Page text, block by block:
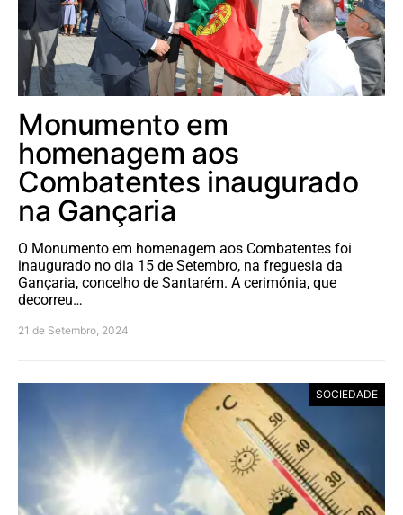
Monumento em
homenagem aos
Combatentes inaugurado
na Gançaria
O Monumento em homenagem aos Combatentes foi
inaugurado no dia 15 de Setembro, na freguesia da
Gançaria, concelho de Santarém. A cerimónia, que
decorreu…
21 de Setembro, 2024
SOCIEDADE